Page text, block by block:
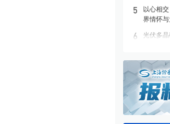
5
以心相
界情怀
6
光伏多
硅价格
7
百亿级
务疑云
8
从AI硬
结构性
9 “意外”